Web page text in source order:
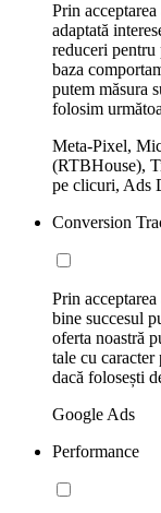
Prin
adaptată
reduceri pentru
baza
putem măsura
folosim
Meta-Pixel,
(RTBHouse),
pe clicuri, Ads
Conversion
Prin
bine succesul
oferta noastră
tale cu
dacă folosești
Google Ads
Performance